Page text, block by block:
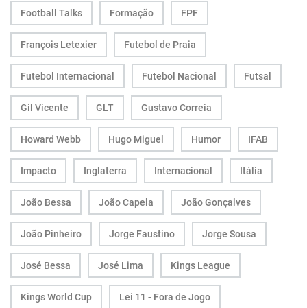
Football Talks Formação FPF
François Letexier Futebol de Praia
Futebol Internacional Futebol Nacional Futsal
Gil Vicente GLT Gustavo Correia
Howard Webb Hugo Miguel Humor IFAB
Impacto Inglaterra Internacional Itália
João Bessa João Capela João Gonçalves
João Pinheiro Jorge Faustino Jorge Sousa
José Bessa José Lima Kings League
Kings World Cup Lei 11 - Fora de Jogo